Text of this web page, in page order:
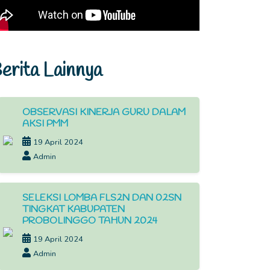
Lainnya
OBSERVASI KINERJA GURU DALAM
AKSI PMM
19 April 2024
Admin
SELEKSI LOMBA FLS2N DAN 02SN
TINGKAT KABUPATEN
PROBOLINGGO TAHUN 2024
19 April 2024
Admin